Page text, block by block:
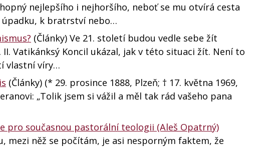
nejlepšího i nejhoršího, neboť se mu otvírá cesta
k bratrství nebo…
(Články) Ve 21. století budou vedle sebe žít
Vatikánksý Koncil ukázal, jak v této situaci žít. Není to
vlastní víry…
(Články) (* 29. prosince 1888, Plzeň; † 17. května 1969,
„Tolik jsem si vážil a měl tak rád vašeho pana
pro současnou pastorální teologii (Aleš Opatrný)
mezi něž se počítám, je asi nesporným faktem, že